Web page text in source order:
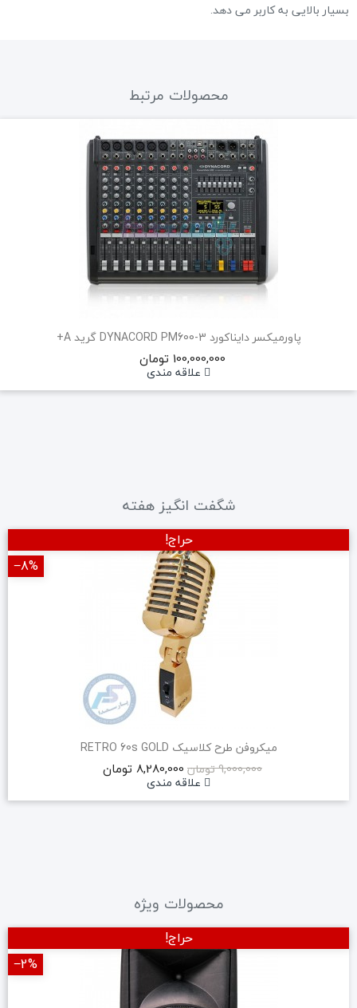
بسیار بالایی به کاربر می دهد.‏
محصولات مرتبط
پاور میکسر دایناکورد DYNACORD PM1000-3...
123,000,000 تومان
علاقه مندی
شگفت انگیز هفته
اسپيكر اكتيو Gemini AS2115BT LT
49,700,000 تومان
36,281,000 تومان
علاقه مندی
حراج!
‎−27%
محصولات ویژه
حراج!
‎−3%